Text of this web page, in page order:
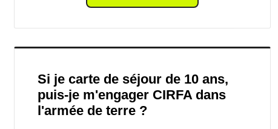
Si je carte de séjour de 10 ans,
puis-je m'engager CIRFA dans
l'armée de terre ?